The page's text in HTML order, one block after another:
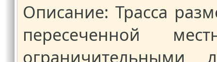
Описание: Трасса
пересеченной
ограничительными